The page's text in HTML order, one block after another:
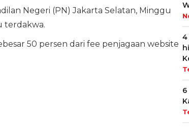
Negeri (PN) Jakarta Selatan, Minggu
terdakwa.
50 persen dari fee penjagaan website
4
6